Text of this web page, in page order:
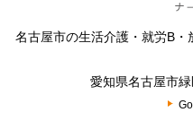
名古屋市の生活介護・就労B
愛知県名古屋市